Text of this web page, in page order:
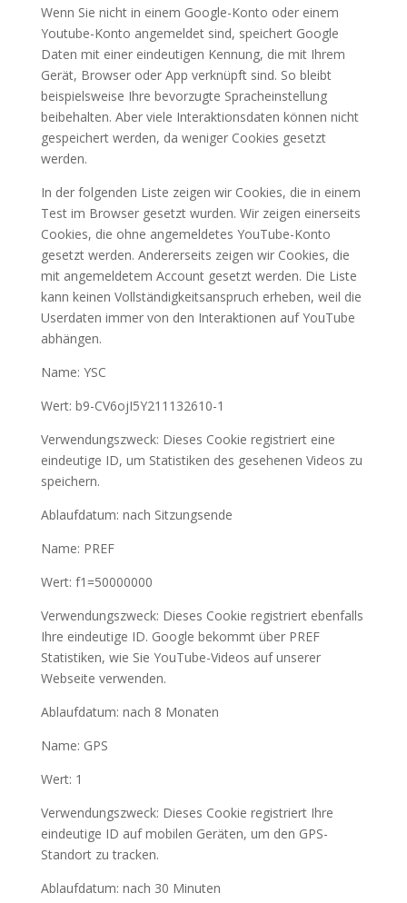
Wenn Sie nicht in einem Google-Konto oder einem
Youtube-Konto angemeldet sind, speichert Google
Daten mit einer eindeutigen Kennung, die mit Ihrem
Gerät, Browser oder App verknüpft sind. So bleibt
beispielsweise Ihre bevorzugte Spracheinstellung
beibehalten. Aber viele Interaktionsdaten können nicht
gespeichert werden, da weniger Cookies gesetzt
werden.
In der folgenden Liste zeigen wir Cookies, die in einem
Test im Browser gesetzt wurden. Wir zeigen einerseits
Cookies, die ohne angemeldetes YouTube-Konto
gesetzt werden. Andererseits zeigen wir Cookies, die
mit angemeldetem Account gesetzt werden. Die Liste
kann keinen Vollständigkeitsanspruch erheben, weil die
Userdaten immer von den Interaktionen auf YouTube
abhängen.
Name: YSC
Wert: b9-CV6ojI5Y211132610-1
Verwendungszweck: Dieses Cookie registriert eine
eindeutige ID, um Statistiken des gesehenen Videos zu
speichern.
Ablaufdatum: nach Sitzungsende
Name: PREF
Wert: f1=50000000
Verwendungszweck: Dieses Cookie registriert ebenfalls
Ihre eindeutige ID. Google bekommt über PREF
Statistiken, wie Sie YouTube-Videos auf unserer
Webseite verwenden.
Ablaufdatum: nach 8 Monaten
Name: GPS
Wert: 1
Verwendungszweck: Dieses Cookie registriert Ihre
eindeutige ID auf mobilen Geräten, um den GPS-
Standort zu tracken.
Ablaufdatum: nach 30 Minuten